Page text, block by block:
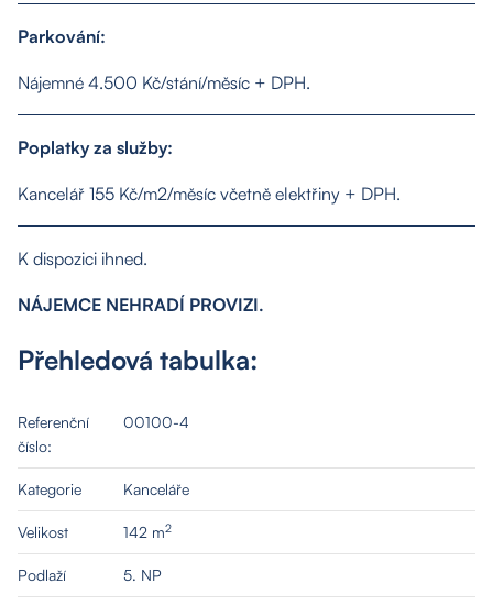
Nemovitosti
Služby
Kontakt
Parkování:
Nájemné 4.500 Kč/stání/měsíc + DPH.
Poplatky za služby:
Kancelář 155 Kč/m2/měsíc včetně elektřiny + DPH.
K dispozici ihned.
NÁJEMCE NEHRADÍ PROVIZI.
Přehledová tabulka:
Referenční
číslo:
00100-4
Kategorie Kanceláře
Velikost 142 m2
Podlaží 5. NP